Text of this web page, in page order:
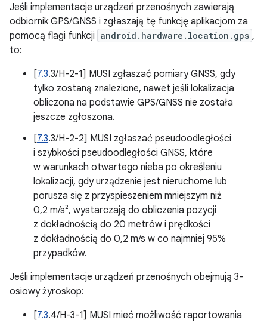
Jeśli implementacje urządzeń przenośnych zawierają
odbiornik GPS/GNSS i zgłaszają tę funkcję aplikacjom za
pomocą flagi funkcji android.hardware.location.gps ,
to:
[7.3.3/H-2-1] MUSI zgłaszać pomiary GNSS, gdy
tylko zostaną znalezione, nawet jeśli lokalizacja
obliczona na podstawie GPS/GNSS nie została
jeszcze zgłoszona.
[7.3.3/H-2-2] MUSI zgłaszać pseudoodległości
i szybkości pseudoodległości GNSS, które
w warunkach otwartego nieba po określeniu
lokalizacji, gdy urządzenie jest nieruchome lub
porusza się z przyspieszeniem mniejszym niż
0,2 m/s², wystarczają do obliczenia pozycji
z dokładnością do 20 metrów i prędkości
z dokładnością do 0,2 m/s w co najmniej 95%
przypadków.
Jeśli implementacje urządzeń przenośnych obejmują 3-
osiowy żyroskop:
[7.3.4/H-3-1] MUSI mieć możliwość raportowania